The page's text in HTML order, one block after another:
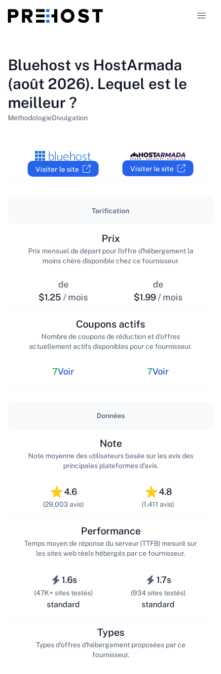
Comparaisons
FR
Bluehost vs HostArmada
(août 2026). Lequel est le
meilleur ?
MéthodologieDivulgation
Visiter le site Visiter le site
Tarification
de
$1.25 / mois
Prix
Prix mensuel de départ pour l'offre d'hébergement la
moins chère disponible chez ce fournisseur.
de
$1.99 / mois
7Voir
Coupons actifs
Nombre de coupons de réduction et d'offres
actuellement actifs disponibles pour ce fournisseur.
7Voir
Données
4.6
(29,003 avis)
Note
Note moyenne des utilisateurs basée sur les avis des
principales plateformes d'avis.
4.8
(1,411 avis)
1.6s
(47K+ sites testés)
standard
Performance
Temps moyen de réponse du serveur (TTFB) mesuré sur
les sites web réels hébergés par ce fournisseur.
1.7s
(934 sites testés)
standard
Types
Types d'offres d'hébergement proposées par ce
fournisseur.